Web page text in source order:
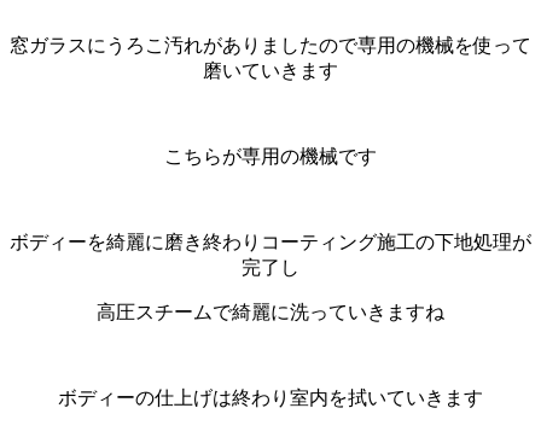
窓ガラスにうろこ汚れがありましたので専用の機械を使って
磨いていきます
こちらが専用の機械です
ボディーを綺麗に磨き終わりコーティング施工の下地処理が
完了し
高圧スチームで綺麗に洗っていきますね
ボディーの仕上げは終わり室内を拭いていきます